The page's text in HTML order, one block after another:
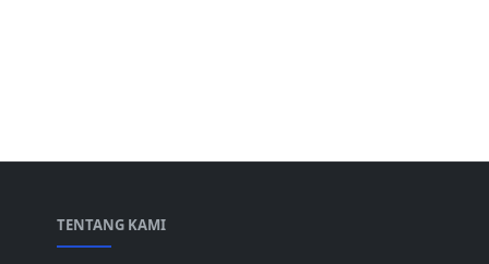
TENTANG KAMI